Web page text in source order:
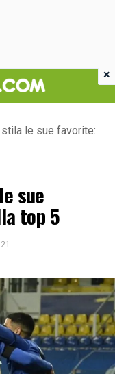
stila le sue favorite:
sue
top 5
×